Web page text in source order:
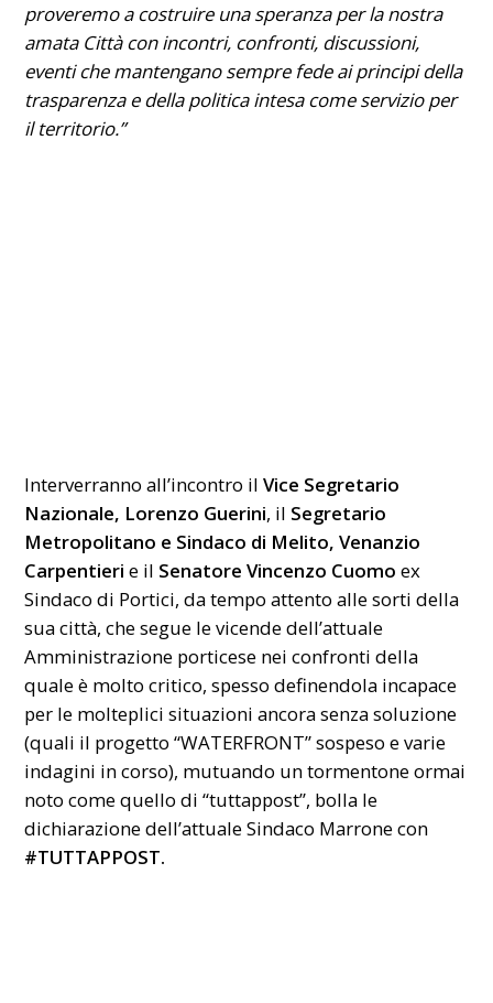
proveremo a costruire una speranza per la nostra
amata Città con incontri, confronti, discussioni,
eventi che mantengano sempre fede ai principi della
trasparenza e della politica intesa come servizio per
il territorio.”
Interverranno all’incontro ilVice Segretario
Nazionale, Lorenzo Guerini, il Segretario
Metropolitano e Sindaco di Melito, Venanzio
Carpentieri e il Senatore Vincenzo Cuomo ex
Sindaco di Portici, da tempo attento alle sorti della
sua città, che segue le vicende dell’attuale
Amministrazione porticese nei confronti della
quale è molto critico, spesso definendola incapace
per le molteplici situazioni ancora senza soluzione
(quali il progetto “WATERFRONT” sospeso e varie
indagini in corso), mutuando un tormentone ormai
noto come quello di “tuttappost”, bolla le
dichiarazione dell’attuale Sindaco Marrone con
#TUTTAPPOST.